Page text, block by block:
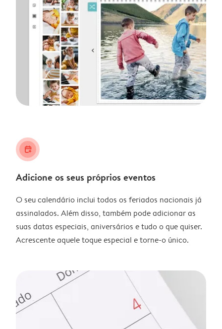
calendar_plus
Adicione os seus próprios eventos
O seu calendário inclui todos os feriados nacionais já
assinalados. Além disso, também pode adicionar as
suas datas especiais, aniversários e tudo o que quiser.
Acrescente aquele toque especial e torne-o único.